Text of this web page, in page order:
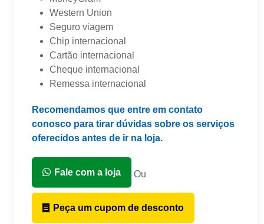
Western Union
Seguro viagem
Chip internacional
Cartão internacional
Cheque internacional
Remessa internacional
Recomendamos que entre em contato
conosco para tirar dúvidas sobre os serviços
oferecidos antes de ir na loja.
Fale com a loja Ou
Peça um cupom de desconto